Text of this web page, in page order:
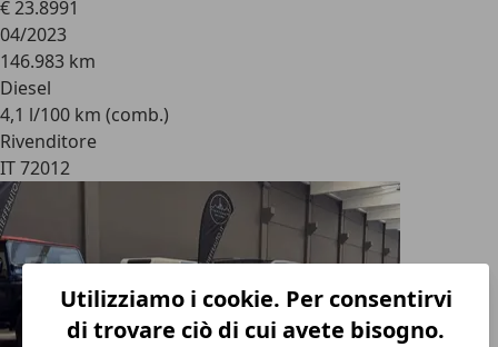
Utilizziamo i cookie. Per consentirvi
di trovare ciò di cui avete bisogno.
€ 23.8991
04/2023
146.983 km
Diesel
4,1 l/100 km (comb.)
Rivenditore
IT 72012